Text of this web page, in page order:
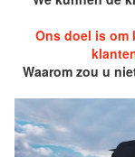
Ons doel is om
Waarom zou u